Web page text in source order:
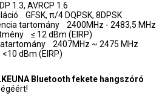
1.3, AVRCP 1.6
GFSK, π/4 DQPSK, 8DPSK
tartomány 2400MHz - 2483,5 MHz
≤ 12 dBm (EIRP)
2407MHz ~ 2475 MHz
dBm (EIRP)
Bluetooth fekete hangszóró